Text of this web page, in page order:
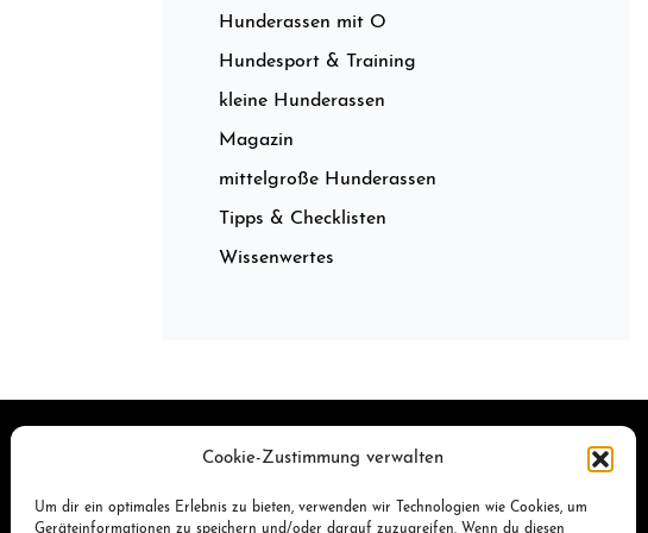
Cookie-Zustimmung verwalten
Um dir ein optimales Erlebnis zu bieten, verwenden wir Technologien wie Cookies, um
Geräteinformationen zu speichern und/oder darauf zuzugreifen. Wenn du diesen
Hunderassen mit O
Hundesport & Training
kleine Hunderassen
Magazin
mittelgroße Hunderassen
Tipps & Checklisten
Wissenwertes